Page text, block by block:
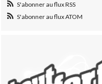
S'abonner au flux RSS
S'abonner au flux ATOM